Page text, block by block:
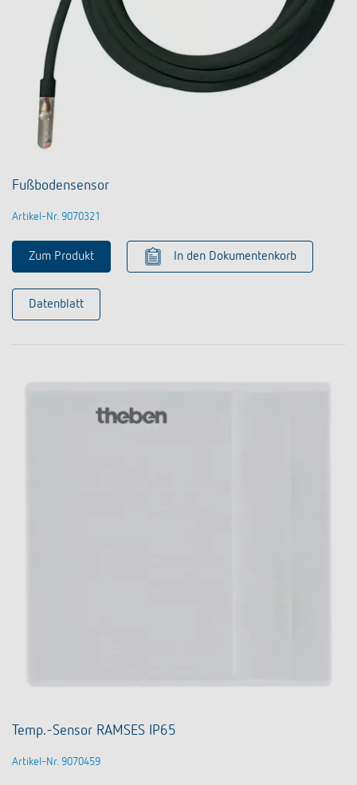
Fußbodensensor
Artikel-Nr. 9070321
Zum Produkt In den Dokumentenkorb
Datenblatt
Temp.-Sensor RAMSES IP65
Artikel-Nr. 9070459